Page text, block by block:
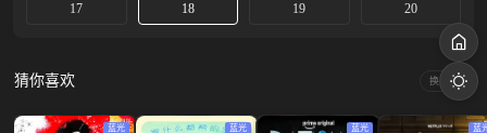
17 18 19 20
猜你喜欢 换一换
蓝光 蓝光 蓝光 蓝